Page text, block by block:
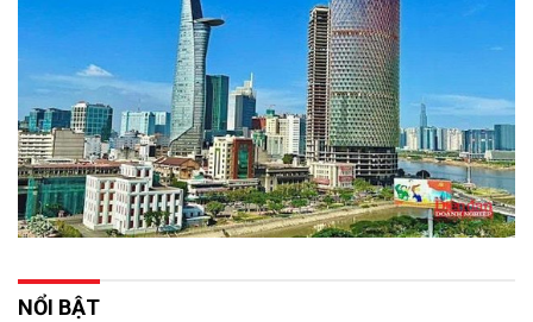
NỔI BẬT